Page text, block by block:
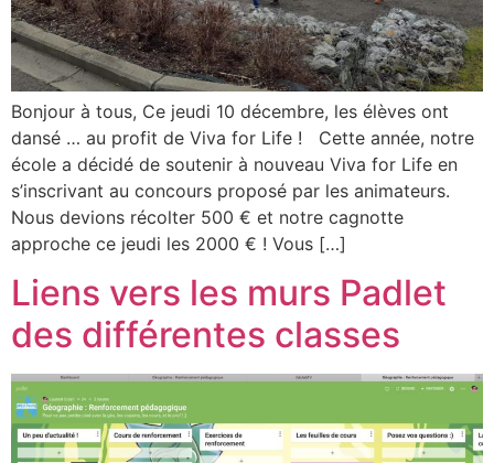
Bonjour à tous, Ce jeudi 10 décembre, les élèves ont
dansé … au profit de Viva for Life ! Cette année, notre
école a décidé de soutenir à nouveau Viva for Life en
s’inscrivant au concours proposé par les animateurs.
Nous devions récolter 500 € et notre cagnotte
approche ce jeudi les 2000 € ! Vous […]
Liens vers les murs Padlet
des différentes classes